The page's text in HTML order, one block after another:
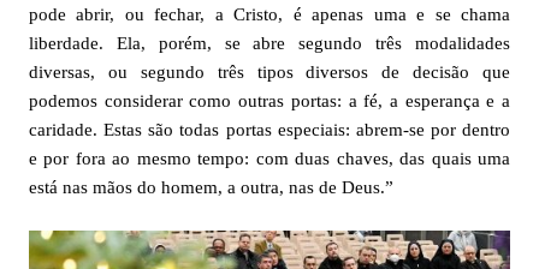
pode abrir, ou fechar, a Cristo, é apenas uma e se chama
liberdade. Ela, porém, se abre segundo três modalidades
diversas, ou segundo três tipos diversos de decisão que
podemos considerar como outras portas: a fé, a esperança e a
caridade. Estas são todas portas especiais: abrem-se por dentro
e por fora ao mesmo tempo: com duas chaves, das quais uma
está nas mãos do homem, a outra, nas de Deus.”